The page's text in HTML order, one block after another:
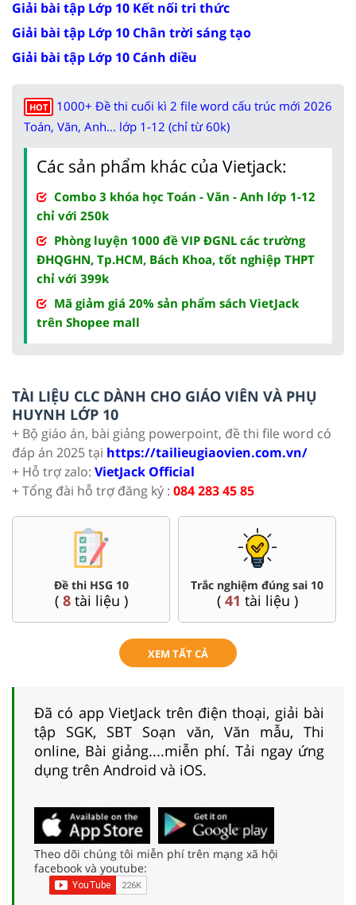
Giải bài tập Lớp 10 Kết nối tri thức
Giải bài tập Lớp 10 Chân trời sáng tạo
Giải bài tập Lớp 10 Cánh diều
HOT
1000+ Đề thi cuối kì 2 file word cấu trúc mới 2026
Toán, Văn, Anh... lớp 1-12 (chỉ từ 60k)
Các sản phẩm khác của Vietjack:
Combo 3 khóa học Toán - Văn - Anh lớp 1-12
chỉ với 250k
Phòng luyện 1000 đề VIP ĐGNL các trường
ĐHQGHN, Tp.HCM, Bách Khoa, tốt nghiệp THPT
chỉ với 399k
Mã giảm giá 20% sản phẩm sách VietJack
trên Shopee mall
TÀI LIỆU CLC DÀNH CHO GIÁO VIÊN VÀ PHỤ
HUYNH LỚP 10
+ Bộ giáo án, bài giảng powerpoint, đề thi file word có
đáp án 2025 tại https://tailieugiaovien.com.vn/
+ Hỗ trợ zalo: VietJack Official
+ Tổng đài hỗ trợ đăng ký : 084 283 45 85
Đề thi HSG 10
( 8tài liệu )
Trắc nghiệm đúng sai 10
( 41 tài liệu )
XEM TẤT CẢ
Đã có app VietJack trên điện thoại, giải bài
tập SGK, SBT Soạn văn, Văn mẫu, Thi
online, Bài giảng....miễn phí. Tải ngay ứng
dụng trên Android và iOS.
Theo dõi chúng tôi miễn phí trên mạng xã hội
facebook và youtube: